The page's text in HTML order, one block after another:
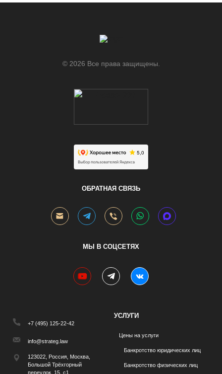
© 2026 Все права защищены.
ОБРАТНАЯ СВЯЗЬ
МЫ В СОЦСЕТЯХ
youtubetelegramvk
+7 (495) 125-22-42
info@strateg.law
123022, Россия, Москва,
Большой Трёхгорный
переулок, 15, с1
УСЛУГИ
Цены на услуги
Банкротство юридических лиц
Банкротство физических лиц